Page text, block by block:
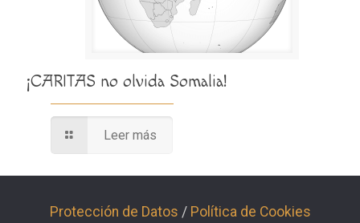
¡CARITAS no olvida Somalia!
Leer más
Protección de Datos / Política de Cookies